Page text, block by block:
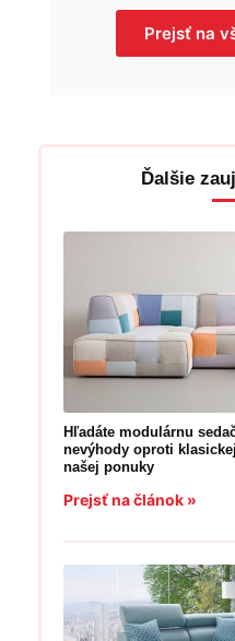
Prejsť na
Ďalšie
Hľadáte modulárnu
nevýhody oproti
našej ponuky
Prejsť na článok »